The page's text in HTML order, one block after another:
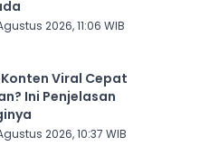
2026, 11:06 WIB
Viral Cepat
Ini Penjelasan
2026, 10:37 WIB